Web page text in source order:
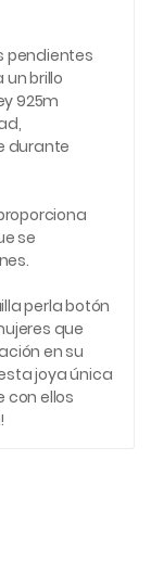
pendientes
brillo
925m
durante
se
perla botón
que
en su
joya única
con ellos